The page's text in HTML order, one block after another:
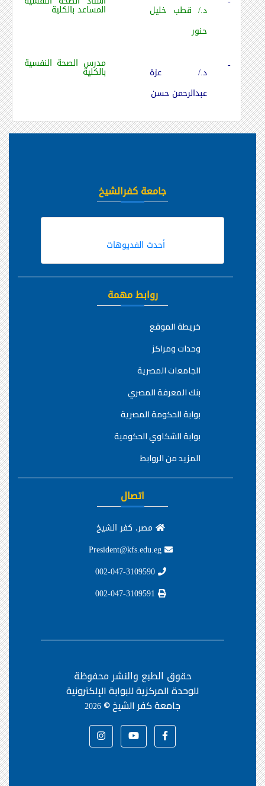
د./ قطب خليل
حنور
المساعد بالكلية
-
د./ عزة
عبدالرحمن حسن
مدرس الصحة النفسية
بالكلية
جامعة كفرالشيخ
أحدث الفديوهات
روابط مهمة
خريطة الموقع
وحدات ومراكز
الجامعات المصرية
بنك المعرفة المصري
بوابة الحكومة المصرية
بوابة الشكاوي الحكومية
المزيد من الروابط
اتصال
مصر، كفر الشيخ
حقوق الطبع والنشر محفوظة
للوحدة المركزية للبوابة الإلكترونية
جامعة كفر الشيخ ©2026